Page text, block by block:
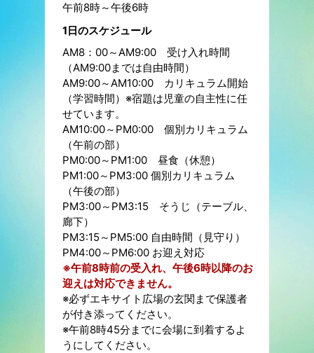
午前8時～午後6時
1日のスケジュール
AM8：00～AM9:00 受け入れ時間
（AM9:00までは自由時間）
AM9:00～AM10:00 カリキュラム開始
（学習時間）※宿題は児童の自主性に任
せています。
AM10:00～PM0:00 個別カリキュラム
（午前の部）
PM0:00～PM1:00 昼食（休憩）
PM1:00～PM3:00 個別カリキュラム
（午後の部）
PM3:00～PM3:15 そうじ（テーブル、
廊下）
PM3:15～PM5:00 自由時間（見守り）
PM4:00～PM6:00 お迎え対応
※午前8時前の受入れ、午後6時以降のお
迎えは対応できません。
※必ずエキサイト広場の玄関まで保護者
が付き添ってください。
※午前8時45分までに会場に到着するよ
うにしてください。